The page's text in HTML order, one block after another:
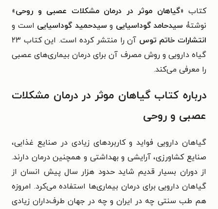
کتاب «گیاهان موثر در درمان مشکلات عصبی و روحی»
نوشتۀ سیدحامد گوداسیایی و سیدحمید گوداسیایی است و
انتشارات خاتم توس
آن را منتشر کرده است. این کتاب ۲۳
گیاه دارویی و روش مصرف آن برای درمان بیماری‌های عصبی
را معرفی می‌کند.
درباره کتاب گیاهان موثر در درمان مشکلات
عصبی و روحی
گیاهان دارویی فواید و کاربردهای زیادی در صنایع غذایی،
صنایع کشاورزی، آرایشی و بهداشتی و همچنین درمان دارند.
از دوران بسیار قدیم شاید حدود هزار سال پیش انسان از
گیاهان دارویی برای درمان بیماری‌ها استفاده می‌کرد. امروزه
هم طب سنتی چه در ایران و چه در جهان طرف‌داران زیادی